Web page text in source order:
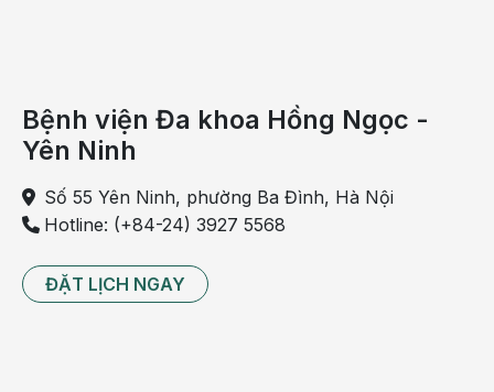
Viêm tụy cấp do sỏi
Áp xe gan mật
Những biến chứng này rất nguy hiểm, cần điều trị
kịp thời nếu không có thể đe dọa đến sức khỏe và
tính mạng của người bệnh.
Bệnh viện Đa khoa Hồng Ngọc -
Yên Ninh
Số 55 Yên Ninh, phường Ba Đình, Hà Nội
Hotline: (+84-24) 3927 5568
ĐẶT LỊCH NGAY